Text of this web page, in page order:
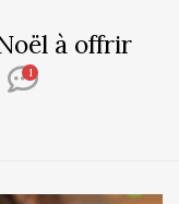
à offrir
1